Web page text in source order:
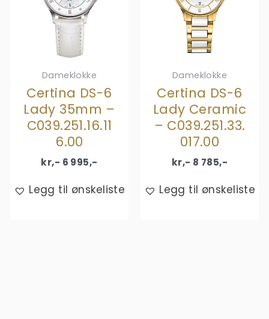
Dameklokke
Certina DS-6
Lady 35mm –
C039.251.16.11
6.00
kr,- 6 995,-
Legg til ønskeliste
Dameklokke
Certina DS-6
Lady Ceramic
– C039.251.33.
017.00
kr,- 8 785,-
Legg til ønskeliste